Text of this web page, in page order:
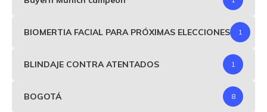
BIOMERTIA FACIAL PARA PRÓXIMAS ELECCIONES 1
BLINDAJE CONTRA ATENTADOS 1
BOGOTÁ 8